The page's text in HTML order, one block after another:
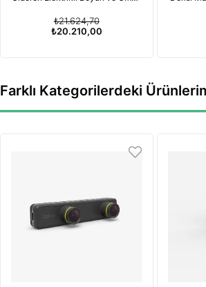
₺20.210,00
₺21.624,70
Farklı Kategorilerdeki